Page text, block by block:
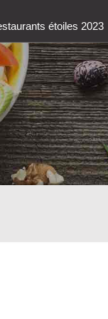
étoiles 2023